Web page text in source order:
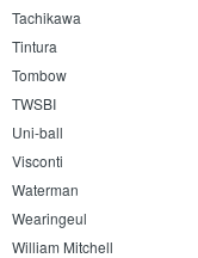
Tachikawa
Tintura
Tombow
TWSBI
Uni-ball
Visconti
Waterman
Wearingeul
William Mitchell